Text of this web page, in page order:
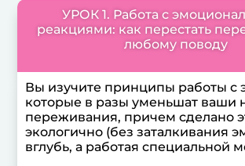
УРОК 1. Работа с
реакциями: как перестать
любому поводу
Вы изучите принципы работы с
которые в разы уменьшат ваши
переживания, причем сделано
экологично (без заталкивания
вглубь, а работая специальной